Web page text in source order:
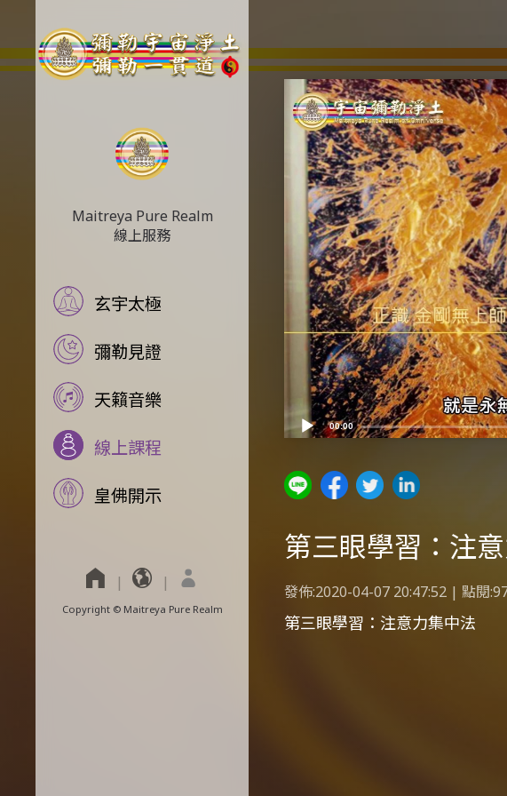
Maitreya Pure Realm
線上服務
玄宇太極
彌勒見證
天籟音樂
線上課程
皇佛開示
Copyright © Maitreya Pure Realm
Video
Player
00:00
第三眼學習：注
發佈:2020-04-07 20:47:52 | 點閱
第三眼學習：注意力集中法